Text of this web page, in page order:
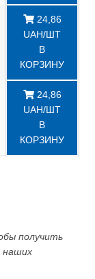
24,86
UAH/ШТ
В
КОРЗИНУ
24,86
UAH/ШТ
В
КОРЗИНУ
получить
наших